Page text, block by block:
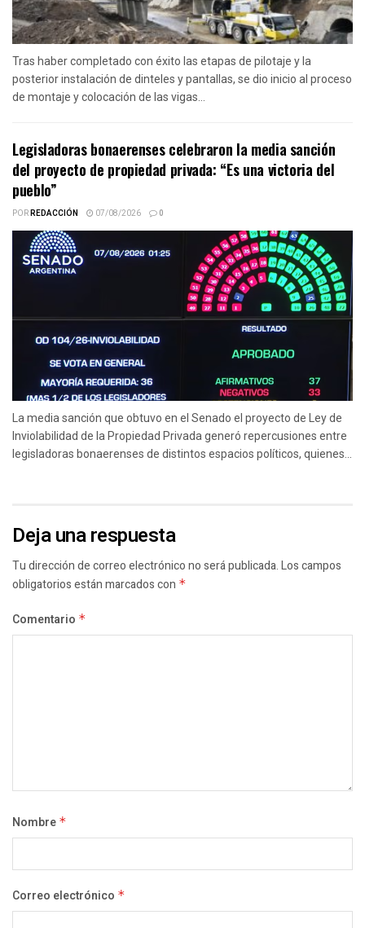
Tras haber completado con éxito las etapas de pilotaje y la
posterior instalación de dinteles y pantallas, se dio inicio al proceso
de montaje y colocación de las vigas...
Legisladoras bonaerenses celebraron la media sanción
del proyecto de propiedad privada: “Es una victoria del
pueblo”
PORREDACCIÓN 07/08/2026 0
La media sanción que obtuvo en el Senado el proyecto de Ley de
Inviolabilidad de la Propiedad Privada generó repercusiones entre
legisladoras bonaerenses de distintos espacios políticos, quienes...
Deja una respuesta
Tu dirección de correo electrónico no será publicada.Los campos
obligatorios están marcados con *
Comentario *
Nombre *
Correo electrónico *